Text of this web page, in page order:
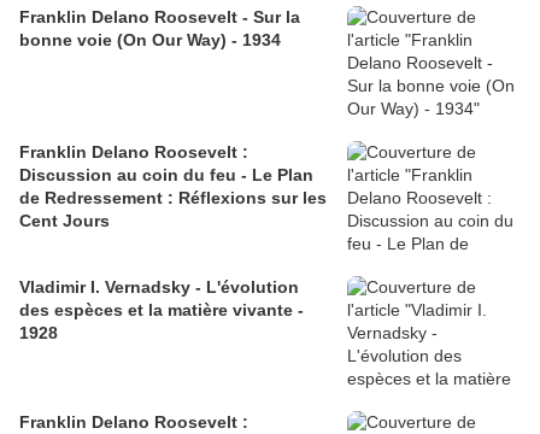
Franklin Delano Roosevelt - Sur la
bonne voie (On Our Way) - 1934
Franklin Delano Roosevelt :
Discussion au coin du feu - Le Plan
de Redressement : Réflexions sur les
Cent Jours
Vladimir I. Vernadsky - L'évolution
des espèces et la matière vivante -
1928
Franklin Delano Roosevelt :